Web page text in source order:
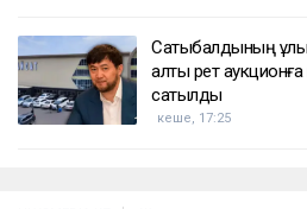
Сатыбалдының
алты рет
сатылды
кеше, 17:25